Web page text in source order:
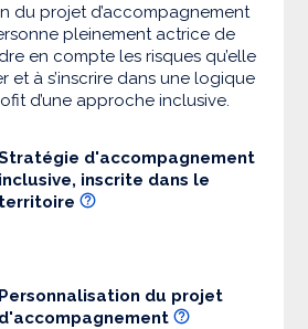
du projet d’accompagnement
pleinement actrice de
en compte les risques qu’elle
et à s’inscrire dans une logique
d’une approche inclusive.
d'accompagnement
inclusive, inscrite dans le
territoire
Personnalisation du projet
d'accompagnement